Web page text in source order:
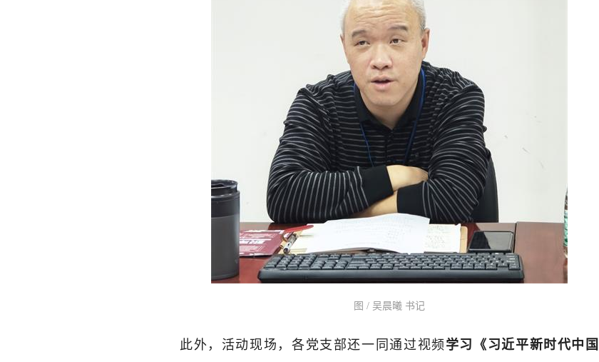
图 / 吴晨曦 书记
此外，活动现场，各党支部还一同通过视频学习《习近平新时代中国